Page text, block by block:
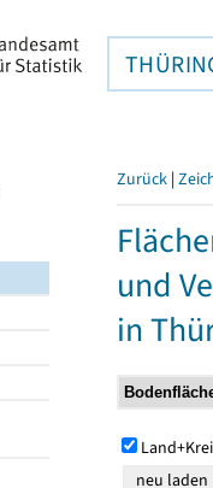
Zurück |
und
in